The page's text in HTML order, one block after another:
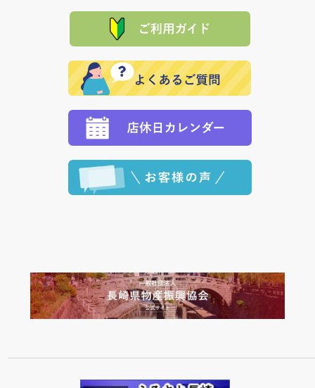
れの生産メーカーからお客様の元へ直送いたしますの
で、 それぞれ個別に送料が必要になります。
品代金を返金いたします。）
その際は誠に申し訳ありませんが、当協会までご注文
願いいたします。
た場合、お客様からの ご入金を確認した後で、商品を
定された場合は、準備出来次第の便にてお送りいたし
ます。 （到着日指定をされている場合は、ご指定の日
程に合わせてお届けいたします。）